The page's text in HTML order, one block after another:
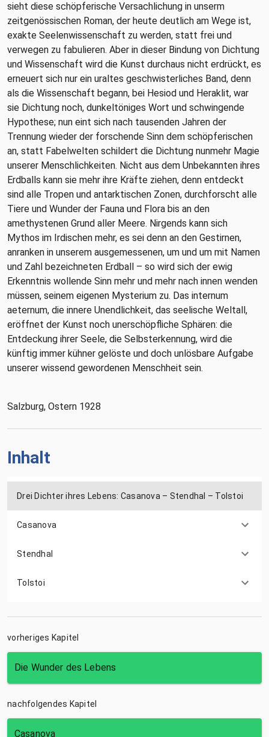
sieht diese schöpferische Versachlichung in unserm
zeitgenössischen Roman, der heute deutlich am Wege ist,
exakte Seelenwissenschaft zu werden, statt frei und
verwegen zu fabulieren. Aber in dieser Bindung von Dichtung
und Wissenschaft wird die Kunst durchaus nicht erdrückt, es
erneuert sich nur ein uraltes geschwisterliches Band, denn
als die Wissenschaft begann, bei Hesiod und Heraklit, war
sie Dichtung noch, dunkeltöniges Wort und schwingende
Hypothese; nun eint sich nach tausenden Jahren der
Trennung wieder der forschende Sinn dem schöpferischen
an, statt Fabelwelten schildert die Dichtung nunmehr Magie
unserer Menschlichkeiten. Nicht aus dem Unbekannten ihres
Erdballs kann sie mehr ihre Kräfte ziehen, denn entdeckt
sind alle Tropen und antarktischen Zonen, durchforscht alle
Tiere und Wunder der Fauna und Flora bis an den
amethystenen Grund aller Meere. Nirgends kann sich
Mythos im Irdischen mehr, es sei denn an den Gestirnen,
anranken in unserem ausgemessenen, um und um mit Namen
und Zahl bezeichneten Erdball – so wird sich der ewig
Erkenntnis wollende Sinn mehr und mehr nach innen wenden
müssen, seinem eigenen Mysterium zu. Das internum
aeternum, die innere Unendlichkeit, das seelische Weltall,
eröffnet der Kunst noch unerschöpfliche Sphären: die
Entdeckung ihrer Seele, die Selbsterkennung, wird die
künftig immer kühner gelöste und doch unlösbare Aufgabe
unserer wissend gewordenen Menschheit sein.
Salzburg, Ostern 1928
Inhalt
Drei Dichter ihres Lebens: Casanova – Stendhal – Tolstoi
Casanova
Stendhal
Tolstoi
vorheriges Kapitel
Die Wunder des Lebens
nachfolgendes Kapitel
Casanova